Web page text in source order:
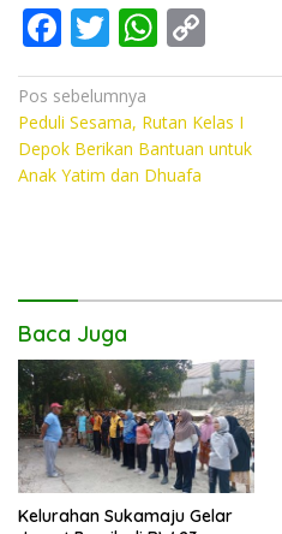
F
ac
e
b
o
T
w
itt
er
W
h
at
s
A
o
p
y
Navigasi
pos
Pos sebelumnya
Peduli Sesama, Rutan Kelas I
Depok Berikan Bantuan untuk
Anak Yatim dan Dhuafa
Baca Juga
Kelurahan Sukamaju Gelar